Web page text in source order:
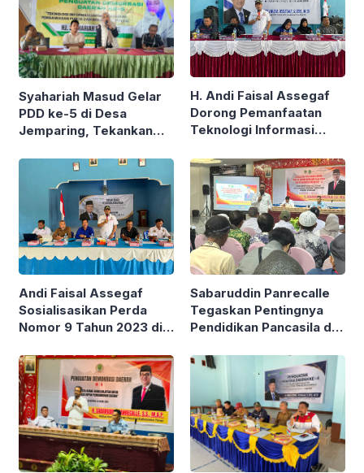
Syahariah Masud Gelar
PDD ke-5 di Desa
Jemparing, Tekankan
Masyarakat
H. Andi Faisal Assegaf
Dorong Pemanfaatan
Teknologi Informasi
Pengawasan Publik
Andi Faisal Assegaf
Sosialisasikan Perda
Nomor 9 Tahun 2023 di
Sabaruddin Panrecalle
Tegaskan Pentingnya
Pendidikan Pancasila di
Generasi Muda